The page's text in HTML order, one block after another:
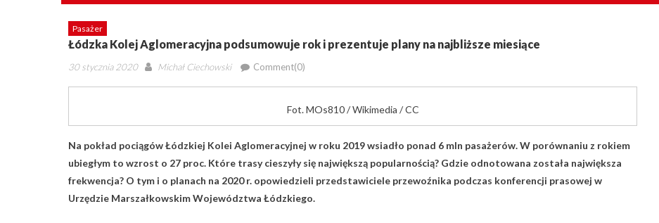
Pasażer
Łódzka Kolej Aglomeracyjna podsumowuje rok i prezentuje plany na najbliższe miesiące
Posted
30 stycznia 2020 Author
Michał Ciechowski Comment(0)
Fot. MOs810 / Wikimedia / CC
Na pokład pociągów Łódzkiej Kolei Aglomeracyjnej w roku 2019 wsiadło ponad 6 mln pasażerów. W porównaniu z rokiem
ubiegłym to wzrost o 27 proc. Które trasy cieszyły się największą popularnością? Gdzie odnotowana została największa
frekwencja? O tym i o planach na 2020 r. opowiedzieli przedstawiciele przewoźnika podczas konferencji prasowej w
Urzędzie Marszałkowskim Województwa Łódzkiego.